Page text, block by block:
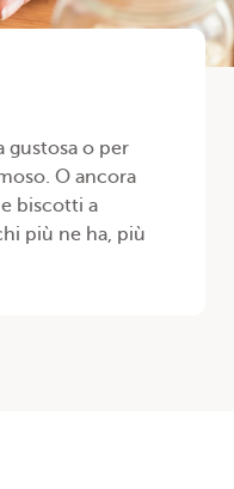
gustosa o per
O ancora
biscotti a
più ne ha, più